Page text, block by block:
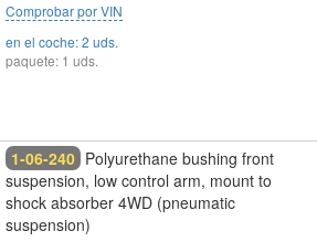
Comprobar por VIN
en el coche: 2 uds.
paquete: 1 uds.
1-06-240 Polyurethane bushing front
suspension, low control arm, mount to
shock absorber 4WD (pneumatic
suspension)